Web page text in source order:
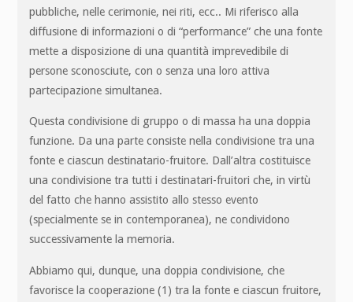
pubbliche, nelle cerimonie, nei riti, ecc.. Mi riferisco alla
diffusione di informazioni o di “performance” che una fonte
mette a disposizione di una quantità imprevedibile di
persone sconosciute, con o senza una loro attiva
partecipazione simultanea.
Questa condivisione di gruppo o di massa ha una doppia
funzione. Da una parte consiste nella condivisione tra una
fonte e ciascun destinatario-fruitore. Dall’altra costituisce
una condivisione tra tutti i destinatari-fruitori che, in virtù
del fatto che hanno assistito allo stesso evento
(specialmente se in contemporanea), ne condividono
successivamente la memoria.
Abbiamo qui, dunque, una doppia condivisione, che
favorisce la cooperazione (1) tra la fonte e ciascun fruitore,